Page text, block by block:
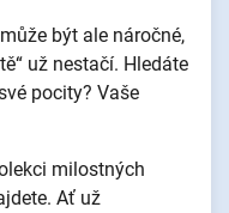
být ale náročné,
už nestačí. Hledáte
pocity? Vaše
milostných
Ať už